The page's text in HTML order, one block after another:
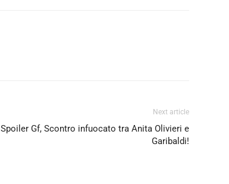
Next article
Spoiler Gf, Scontro infuocato tra Anita Olivieri e
Garibaldi!